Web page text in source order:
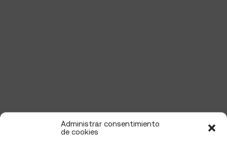
Administrar consentimiento
de cookies